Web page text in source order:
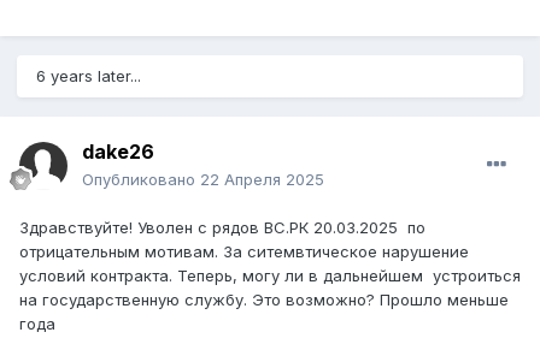
6 years later...
dake26
Опубликовано 22 Апреля 2025
Здравствуйте! Уволен с рядов ВС.РК 20.03.2025 по
отрицательным мотивам. За ситемвтическое нарушение
условий контракта. Теперь, могу ли в дальнейшем устроиться
на государственную службу. Это возможно? Прошло меньше
года